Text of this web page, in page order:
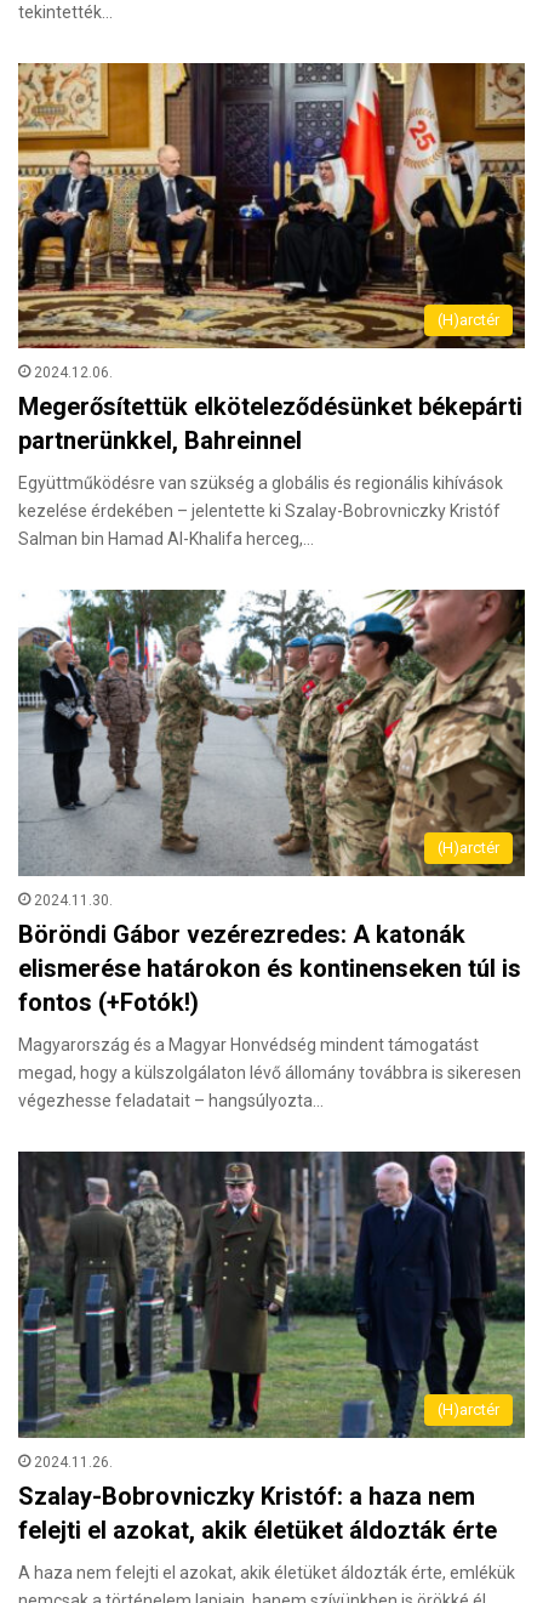
tekintették…
(H)arctér
2024.12.06.
Megerősítettük elköteleződésünket békepárti
partnerünkkel, Bahreinnel
Együttműködésre van szükség a globális és regionális kihívások
kezelése érdekében – jelentette ki Szalay-Bobrovniczky Kristóf
Salman bin Hamad Al-Khalifa herceg,…
(H)arctér
2024.11.30.
Böröndi Gábor vezérezredes: A katonák
elismerése határokon és kontinenseken túl is
fontos (+Fotók!)
Magyarország és a Magyar Honvédség mindent támogatást
megad, hogy a külszolgálaton lévő állomány továbbra is sikeresen
végezhesse feladatait – hangsúlyozta…
(H)arctér
2024.11.26.
Szalay-Bobrovniczky Kristóf: a haza nem
felejti el azokat, akik életüket áldozták érte
A haza nem felejti el azokat, akik életüket áldozták érte, emlékük